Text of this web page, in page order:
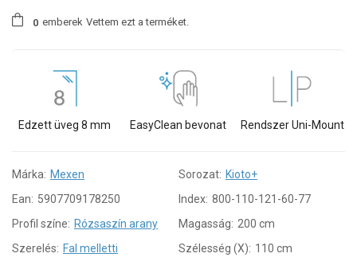
0 emberek Vettem ezt a terméket.
Edzett üveg 8 mm EasyClean bevonat Rendszer Uni-Mount
Márka: Mexen Sorozat: Kioto+
Ean: 5907709178250 Index: 800-110-121-60-77
Profil színe: Rózsaszín arany Magasság: 200 cm
Szerelés: Fal melletti Szélesség (X): 110 cm